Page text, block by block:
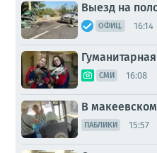
Выезд на
ОФИЦ. 16:14
СМИ 16:08
В
ПАБЛИКИ 15:57